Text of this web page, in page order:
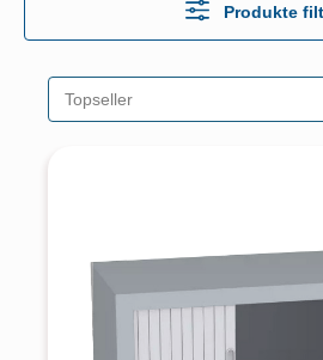
Produkte